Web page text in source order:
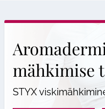
mähkimise
STYX